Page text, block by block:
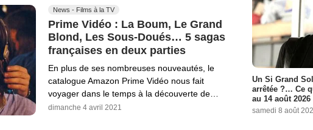
News - Films à la TV
Prime Vidéo : La Boum, Le Grand
Blond, Les Sous-Doués… 5 sagas
françaises en deux parties
En plus de ses nombreuses nouveautés, le
catalogue Amazon Prime Vidéo nous fait
voyager dans le temps à la découverte de…
dimanche 4 avril 2021
Un Si Grand
arrêtée ?… Ce
au 14 août 2026
samedi 8 août